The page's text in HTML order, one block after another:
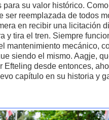
su valor histórico.
ser reemplazada de todos
en recibir una licitación
y tira el tren. Siempre
mantenimiento mecánico,
siendo el mismo. Aagje,
Efteling desde entonces,
capítulo en su historia y